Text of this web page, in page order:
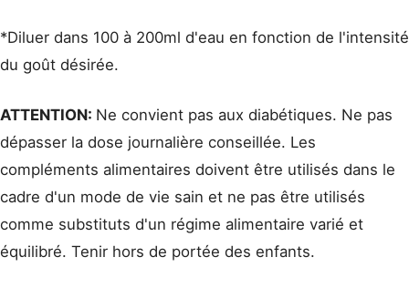
*Diluer dans 100 à 200ml d'eau en fonction de l'intensité
du goût désirée.
ATTENTION: Ne convient pas aux diabétiques. Ne pas
dépasser la dose journalière conseillée. Les
compléments alimentaires doivent être utilisés dans le
cadre d'un mode de vie sain et ne pas être utilisés
comme substituts d'un régime alimentaire varié et
équilibré. Tenir hors de portée des enfants.